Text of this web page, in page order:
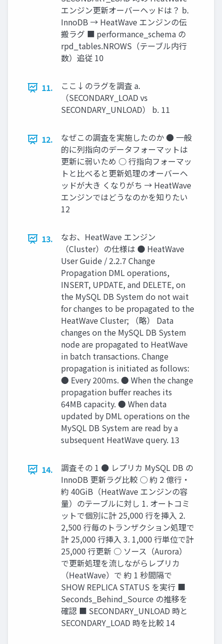
エンジン更新オーバーヘッドは？ b.
InnoDB → HeatWave エンジンの伝
搬ラグ ■ performance_schema の
rpd_tables.NROWS（テーブル内行
数）追従 10
11.
ここ↓のラグを調査 a.
（SECONDARY_LOAD vs
SECONDARY_UNLOAD） b. 11
12.
なぜこの調査を実施したのか ● 一般
的に列指向のデータフォーマットは
更新に弱いため ○ 行指向フォーマッ
トと比べると更新処理のオーバーヘ
ッドが大き くなりがち → HeatWave
エンジンではどうなのかを知りたい
12
13.
なお、HeatWave エンジン
（Cluster）の仕様は ● HeatWave
User Guide / 2.2.7 Change
Propagation DML operations,
INSERT, UPDATE, and DELETE, on
the MySQL DB System do not wait
for changes to be propagated to the
HeatWave Cluster; （略） Data
changes on the MySQL DB System
node are propagated to HeatWave
in batch transactions. Change
propagation is initiated as follows:
● Every 200ms. ● When the change
propagation buffer reaches its
64MB capacity. ● When data
updated by DML operations on the
MySQL DB System are read by a
subsequent HeatWave query. 13
14.
調査その 1 ● レプリカ MySQL DB の
InnoDB 更新ラグ比較 ○ 約 2 億行・
約 40GiB（HeatWave エンジンの容
量）のテーブルに対し 1. オートコミ
ットで個別に計 25,000 行を挿入 2.
2,500 行毎のトランザクション処理で
計 25,000 行挿入 3. 1,000 行単位で計
25,000 行更新 ○ ソース（Aurora）
で更新処理を流しながらレプリカ
（HeatWave）で 約 1 秒間隔で
SHOW REPLICA STATUS を実行 ■
Seconds_Behind_Source の推移を
確認 ■ SECONDARY_UNLOAD 時と
SECONDARY_LOAD 時を比較 14